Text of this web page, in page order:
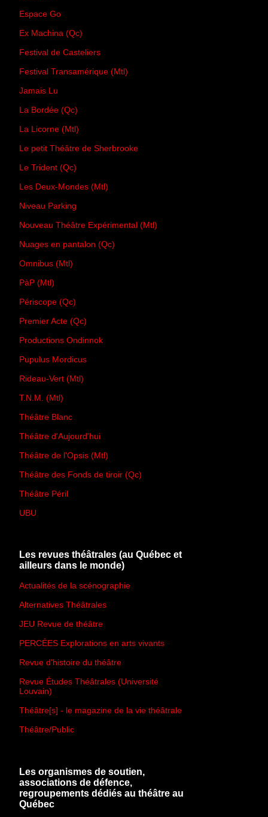
Espace Go
Ex Machina (Qc)
Festival de Casteliers
Festival Transamérique (Mtl)
Jamais Lu
La Bordée (Qc)
La Licorne (Mtl)
Le petit Théâtre de Sherbrooke
Le Trident (Qc)
Les Deux-Mondes (Mtl)
Niveau Parking
Nouveau Théâtre Expérimental (Mtl)
Nuages en pantalon (Qc)
Omnibus (Mtl)
PàP (Mtl)
Périscope (Qc)
Premier Acte (Qc)
Productions Ondinnok
Pupulus Mordicus
Rideau-Vert (Mtl)
T.N.M. (Mtl)
Théâtre Blanc
Théâtre d'Aujourd'hui
Théâtre de l'Opsis (Mtl)
Théâtre des Fonds de tiroir (Qc)
Théâtre Péril
UBU
Les revues théâtrales (au Québec et
ailleurs dans le monde)
Actualités de la scénographie
Alternatives Théâtrales
JEU Revue de théâtre
PERCÉES Explorations en arts vivants
Revue d'histoire du théâtre
Revue Études Théâtrales (Université
Louvain)
Théâtre[s] - le magazine de la vie théâtrale
Théâtre/Public
Les organismes de soutien,
associations de défence,
regroupements dédiés au théâtre au
Québec